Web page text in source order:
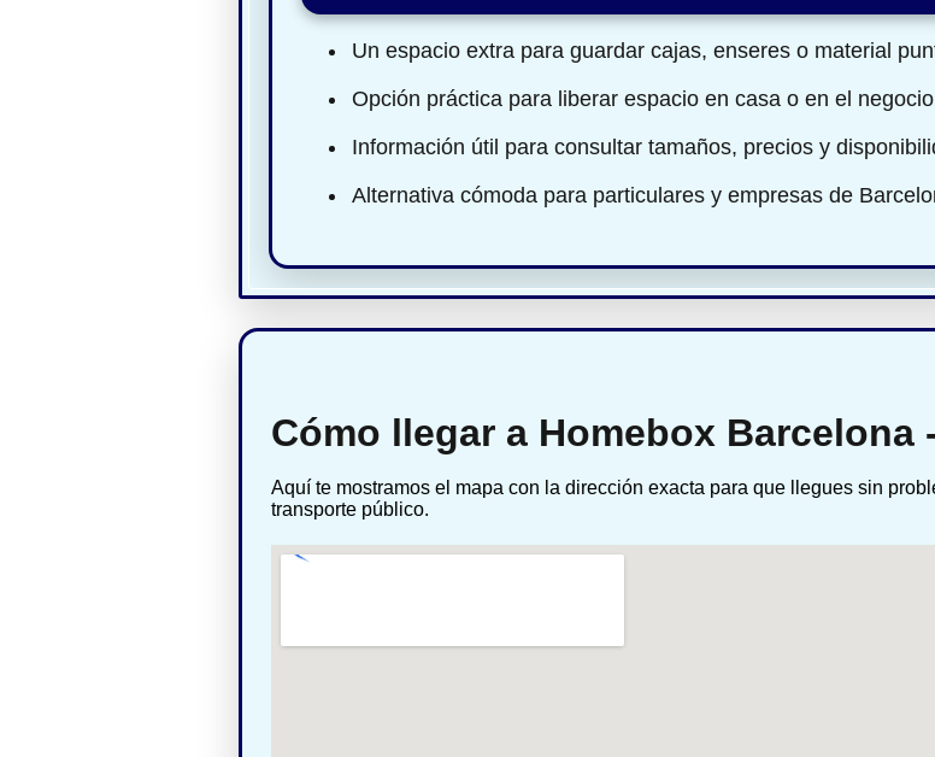
Un espacio extra para guardar cajas, enseres o material
Opción práctica para liberar espacio en casa o en el
Información útil para consultar tamaños, precios y
Alternativa cómoda para particulares y empresas de
Cómo llegar a Homebox Barcelona
Aquí te mostramos el mapa con la dirección exacta para que llegues sin
transporte público.